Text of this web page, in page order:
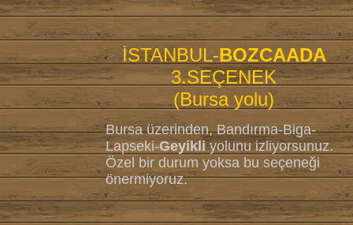
İSTANBUL-BOZCAADA
3.SEÇENEK
(Bursa yolu)
Bursa üzerinden, Bandırma-Biga-
Lapseki-Geyikliyolunu izliyorsunuz.
Özel bir durum yoksa bu seçeneği
önermiyoruz.